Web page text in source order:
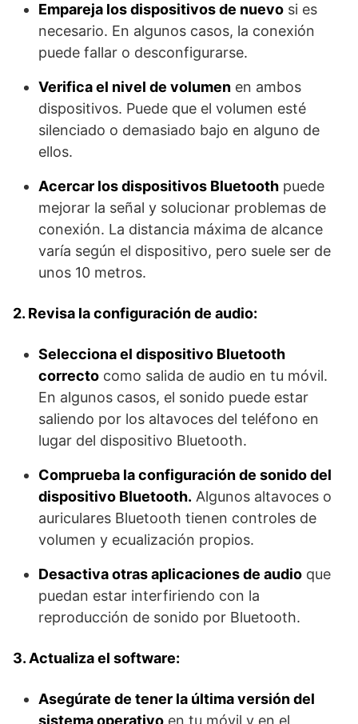
Empareja los dispositivos de nuevo si es
necesario. En algunos casos, la conexión
puede fallar o desconfigurarse.
Verifica el nivel de volumen en ambos
dispositivos. Puede que el volumen esté
silenciado o demasiado bajo en alguno de
ellos.
Acercar los dispositivos Bluetooth puede
mejorar la señal y solucionar problemas de
conexión. La distancia máxima de alcance
varía según el dispositivo, pero suele ser de
unos 10 metros.
2. Revisa la configuración de audio:
Selecciona el dispositivo Bluetooth
correcto como salida de audio en tu móvil.
En algunos casos, el sonido puede estar
saliendo por los altavoces del teléfono en
lugar del dispositivo Bluetooth.
Comprueba la configuración de sonido del
dispositivo Bluetooth. Algunos altavoces o
auriculares Bluetooth tienen controles de
volumen y ecualización propios.
Desactiva otras aplicaciones de audio que
puedan estar interfiriendo con la
reproducción de sonido por Bluetooth.
3. Actualiza el software:
Asegúrate de tener la última versión del
sistema operativo en tu móvil y en el